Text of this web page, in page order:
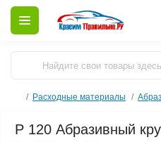
Расходные материалы
P 120 Абразивный